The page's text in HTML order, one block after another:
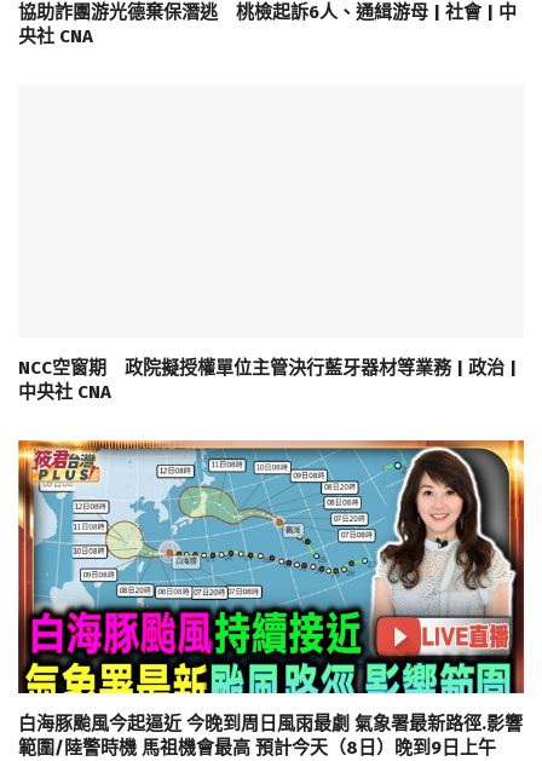
協助詐團游光德棄保潛逃 桃檢起訴6人、通緝游母 | 社會 | 中
央社 CNA
NCC空窗期 政院擬授權單位主管決行藍牙器材等業務 | 政治 |
中央社 CNA
白海豚颱風今起逼近 今晚到周日風雨最劇 氣象署最新路徑.影響
範圍/陸警時機 馬祖機會最高 預計今天（8日）晚到9日上午